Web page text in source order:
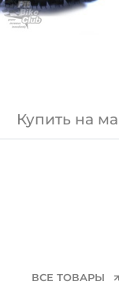
Купить на
ВСЕ ТОВАРЫ